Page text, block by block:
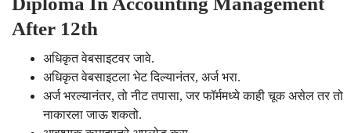
After 12th
अधिकृत वेबसाइटवर जावे.
अधिकृत वेबसाइटला भेट दिल्यानंतर, अर्ज भरा.
अर्ज भरल्यानंतर, तो नीट तपासा, जर फॉर्ममध्ये काही चूक असेल तर तो
नाकारला जाऊ शकतो.